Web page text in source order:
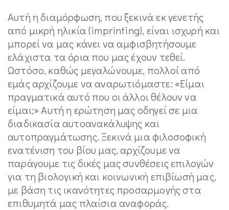
Αυτή η διαμόρφωση, που ξεκινά εκ γενετής
από μικρή ηλικία (imprinting), είναι ισχυρή και
μπορεί να μας κάνει να αμφισβητήσουμε
ελάχιστα τα όρια που μας έχουν τεθεί.
Ωστόσο, καθώς μεγαλώνουμε, πολλοί από
εμάς αρχίζουμε να αναρωτιόμαστε: «Είμαι
πραγματικά αυτό που οι άλλοι θέλουν να
είμαι;» Αυτή η ερώτηση μας οδηγεί σε μια
διαδικασία αυτοανακάλυψης και
αυτοπραγμάτωσης. Ξεκινά μια φιλοσοφική
ενατένιση του βίου μας, αρχίζουμε να
παράγουμε τις δικές μας συνθέσεις επιλογών
για τη βιολογική και κοινωνική επιβίωσή μας,
με βάση τις ικανότητες προσαρμογής στα
επιθυμητά μας πλαίσια αναφοράς.